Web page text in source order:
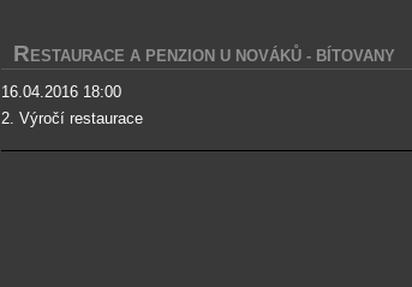
R ESTAURACE A PENZION U NOVÁKŮ - BÍTOVANY
16.04.2016 18:00
2. Výročí restaurace